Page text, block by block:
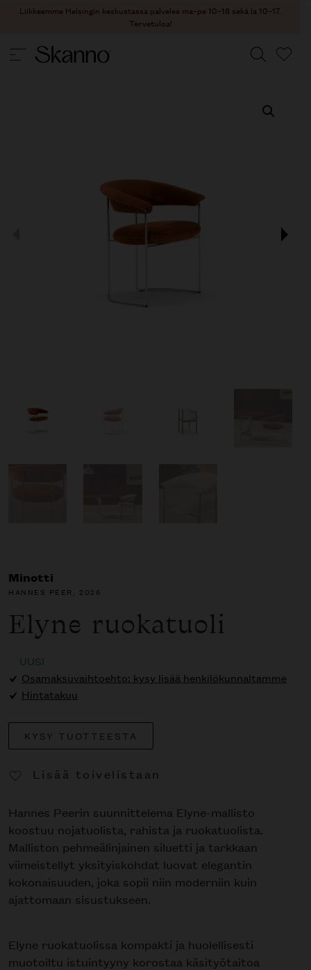
Liikkeemme Helsingin keskustassa palvelee ma–pe 10–18 sekä la 10–17.
Tervetuloa!
Minotti
HANNES PEER , 2026
Elyne ruokatuoli
UUSI
Osamaksuvaihtoehto: kysy lisää henkilökunnaltamme
Hintatakuu
KYSY TUOTTEESTA
Lisää toivelistaan
Hannes Peerin suunnittelema Elyne-mallisto
koostuu nojatuolista, rahista ja ruokatuolista.
Malliston pehmeälinjainen siluetti ja tarkkaan
viimeistellyt yksityiskohdat luovat elegantin
kokonaisuuden, joka sopii niin moderniin kuin
ajattomaan sisustukseen.
Elyne ruokatuolissa kompakti ja huolellisesti
muotoiltu istuintyyny korostaa käsityötaitoa